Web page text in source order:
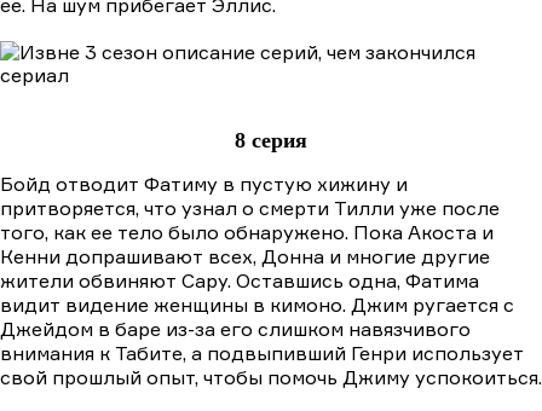
8 серия
Бойд отводит Фатиму в пустую хижину и
притворяется, что узнал о смерти Тилли уже после
того, как ее тело было обнаружено. Пока Акоста и
Кенни допрашивают всех, Донна и многие другие
жители обвиняют Сару. Оставшись одна, Фатима
видит видение женщины в кимоно. Джим ругается с
Джейдом в баре из-за его слишком навязчивого
внимания к Табите, а подвыпивший Генри использует
свой прошлый опыт, чтобы помочь Джиму успокоиться.